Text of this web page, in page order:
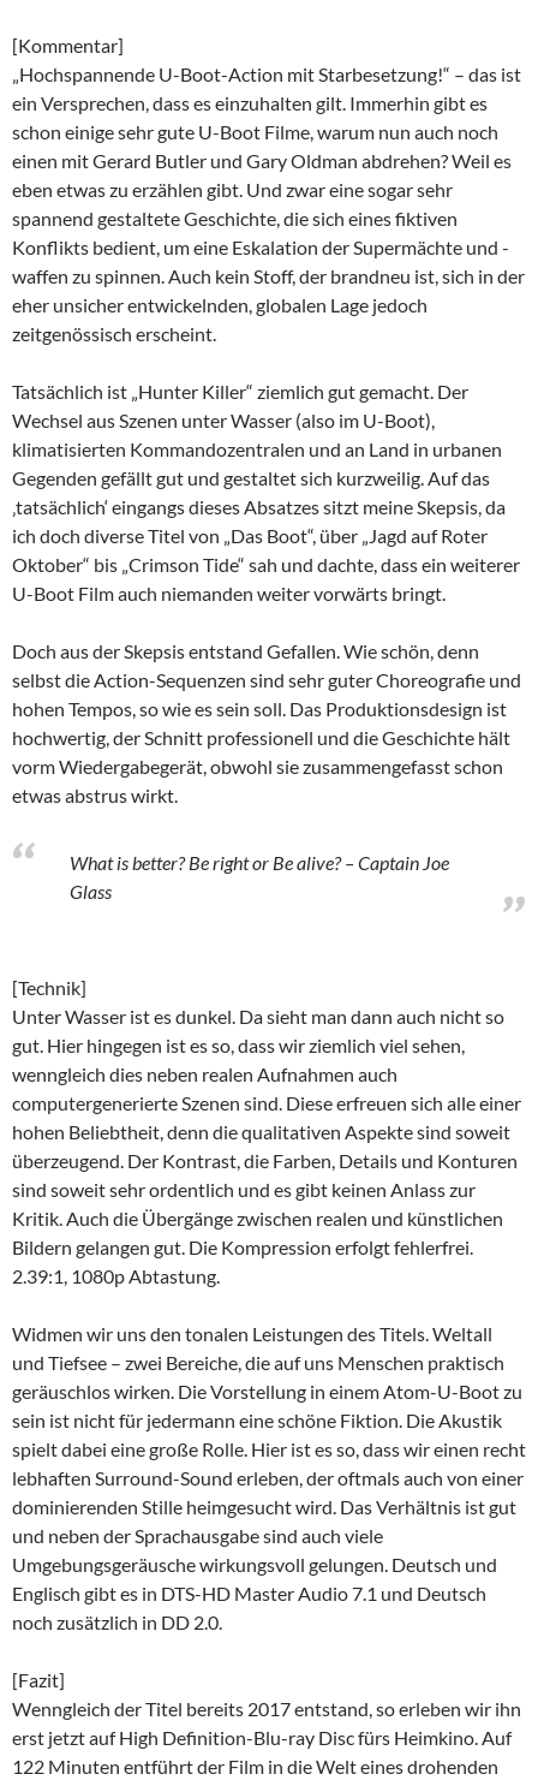
[Kommentar]
„Hochspannende U-Boot-Action mit Starbesetzung!“ – das ist
ein Versprechen, dass es einzuhalten gilt. Immerhin gibt es
schon einige sehr gute U-Boot Filme, warum nun auch noch
einen mit Gerard Butler und Gary Oldman abdrehen? Weil es
eben etwas zu erzählen gibt. Und zwar eine sogar sehr
spannend gestaltete Geschichte, die sich eines fiktiven
Konflikts bedient, um eine Eskalation der Supermächte und -
waffen zu spinnen. Auch kein Stoff, der brandneu ist, sich in der
eher unsicher entwickelnden, globalen Lage jedoch
zeitgenössisch erscheint.
Tatsächlich ist „Hunter Killer“ ziemlich gut gemacht. Der
Wechsel aus Szenen unter Wasser (also im U-Boot),
klimatisierten Kommandozentralen und an Land in urbanen
Gegenden gefällt gut und gestaltet sich kurzweilig. Auf das
‚tatsächlich‘ eingangs dieses Absatzes sitzt meine Skepsis, da
ich doch diverse Titel von „Das Boot“, über „Jagd auf Roter
Oktober“ bis „Crimson Tide“ sah und dachte, dass ein weiterer
U-Boot Film auch niemanden weiter vorwärts bringt.
Doch aus der Skepsis entstand Gefallen. Wie schön, denn
selbst die Action-Sequenzen sind sehr guter Choreografie und
hohen Tempos, so wie es sein soll. Das Produktionsdesign ist
hochwertig, der Schnitt professionell und die Geschichte hält
vorm Wiedergabegerät, obwohl sie zusammengefasst schon
etwas abstrus wirkt.
What is better? Be right or Be alive? – Captain Joe
Glass
[Technik]
Unter Wasser ist es dunkel. Da sieht man dann auch nicht so
gut. Hier hingegen ist es so, dass wir ziemlich viel sehen,
wenngleich dies neben realen Aufnahmen auch
computergenerierte Szenen sind. Diese erfreuen sich alle einer
hohen Beliebtheit, denn die qualitativen Aspekte sind soweit
überzeugend. Der Kontrast, die Farben, Details und Konturen
sind soweit sehr ordentlich und es gibt keinen Anlass zur
Kritik. Auch die Übergänge zwischen realen und künstlichen
Bildern gelangen gut. Die Kompression erfolgt fehlerfrei.
2.39:1, 1080p Abtastung.
Widmen wir uns den tonalen Leistungen des Titels. Weltall
und Tiefsee – zwei Bereiche, die auf uns Menschen praktisch
geräuschlos wirken. Die Vorstellung in einem Atom-U-Boot zu
sein ist nicht für jedermann eine schöne Fiktion. Die Akustik
spielt dabei eine große Rolle. Hier ist es so, dass wir einen recht
lebhaften Surround-Sound erleben, der oftmals auch von einer
dominierenden Stille heimgesucht wird. Das Verhältnis ist gut
und neben der Sprachausgabe sind auch viele
Umgebungsgeräusche wirkungsvoll gelungen. Deutsch und
Englisch gibt es in DTS-HD Master Audio 7.1 und Deutsch
noch zusätzlich in DD 2.0.
[Fazit]
Wenngleich der Titel bereits 2017 entstand, so erleben wir ihn
erst jetzt auf High Definition-Blu-ray Disc fürs Heimkino. Auf
122 Minuten entführt der Film in die Welt eines drohenden